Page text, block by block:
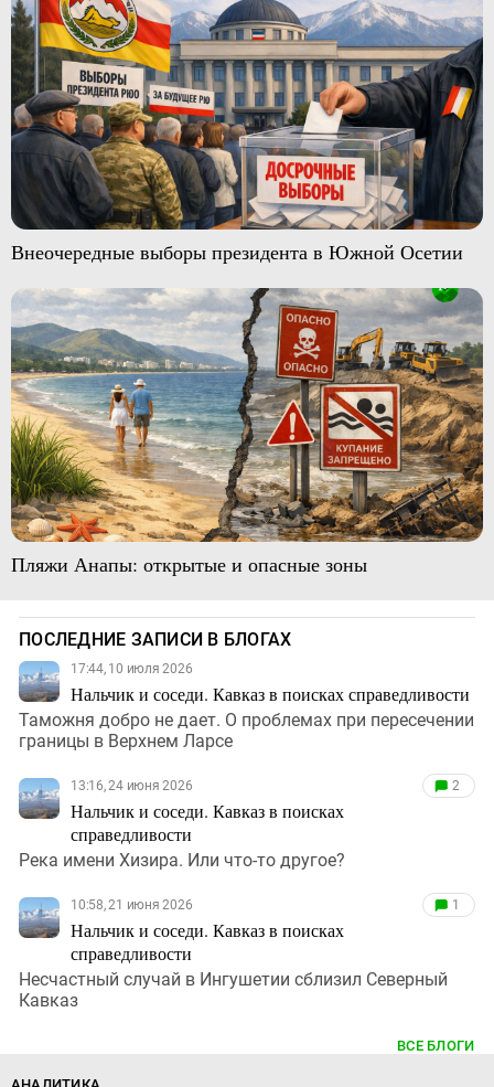
Внеочередные выборы президента в Южной Осетии
Пляжи Анапы: открытые и опасные зоны
ПОСЛЕДНИЕ ЗАПИСИ В БЛОГАХ
17:44, 10 июля 2026
Нальчик и соседи. Кавказ в поисках справедливости
Таможня добро не дает. О проблемах при пересечении
границы в Верхнем Ларсе
13:16, 24 июня 2026
Нальчик и соседи. Кавказ в поисках
справедливости
2
Река имени Хизира. Или что-то другое?
10:58, 21 июня 2026
Нальчик и соседи. Кавказ в поисках
справедливости
1
Несчастный случай в Ингушетии сблизил Северный
Кавказ
ВСЕ БЛОГИ